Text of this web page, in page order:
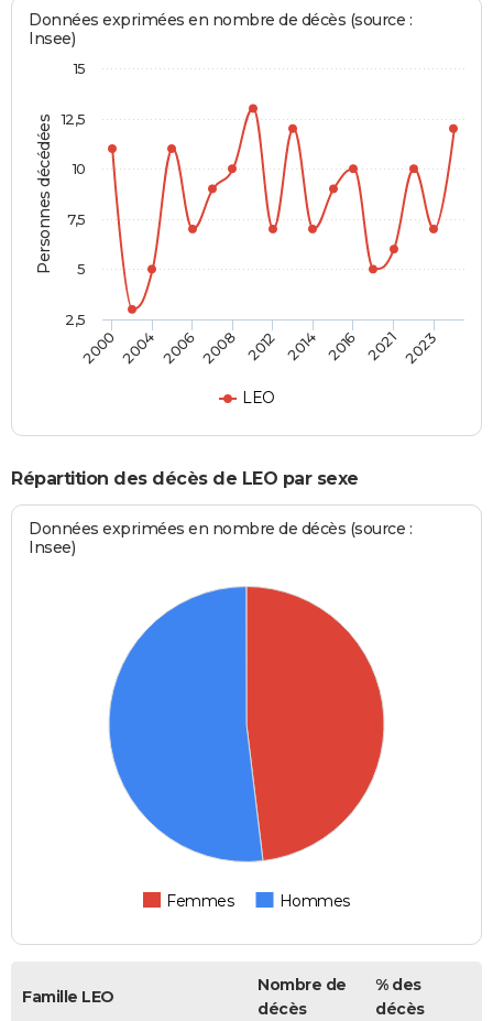
Personnes décédées
Données exprimées en nombre de décès (source :
Insee)
LEO
2000 2004 20062008 2012 2014 2016 2021 2023
2,5
5
7,5
10
12,5
15
Répartition des décès de LEO par sexe
Données exprimées en nombre de décès (source :
Insee)
Femmes Hommes
Famille LEO
Nombre de
décès
% des
décès